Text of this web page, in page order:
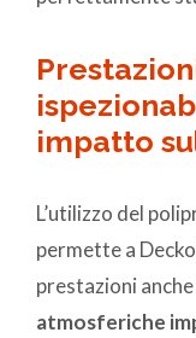
impatto
L’utilizzo del
permette a
prestazioni anche
atmosferiche